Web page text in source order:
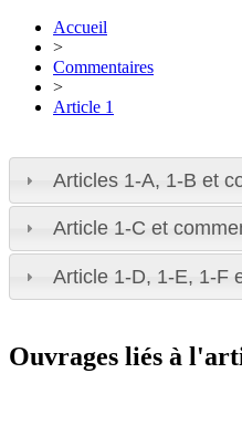
Accueil
>
Commentaires
>
Article 1
Articles 1-A, 1-B et
Article 1-C et
Article 1-D, 1-E, 1-F
Ouvrages liés à